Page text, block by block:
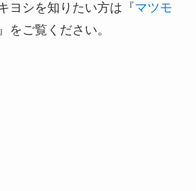
ヨシを知りたい方は『マツモ
をご覧ください。